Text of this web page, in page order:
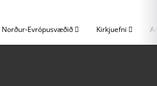
Norður-Evrópusvæðið Kirkjuefni